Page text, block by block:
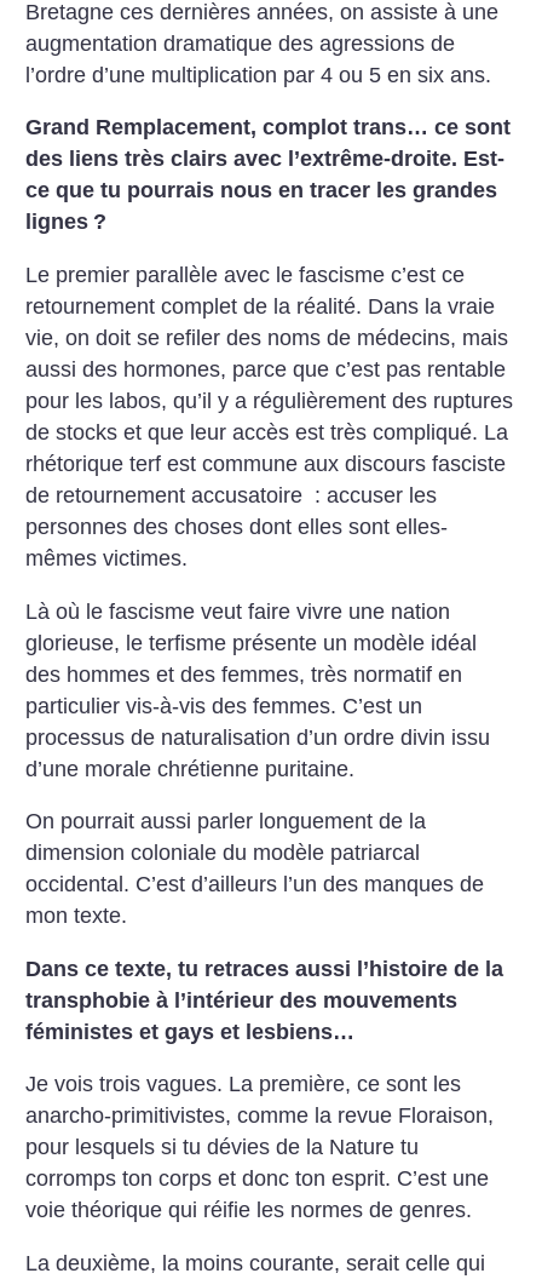
Bretagne ces dernières années, on assiste à une
augmentation dramatique des agressions de
l’ordre d’une multiplication par 4 ou 5 en six ans.
Grand Remplacement, complot trans… ce sont
des liens très clairs avec l’extrême-droite. Est-
ce que tu pourrais nous en tracer les grandes
lignes ?
Le premier parallèle avec le fascisme c’est ce
retournement complet de la réalité. Dans la vraie
vie, on doit se refiler des noms de médecins, mais
aussi des hormones, parce que c’est pas rentable
pour les labos, qu’il y a régulièrement des ruptures
de stocks et que leur accès est très compliqué. La
rhétorique terf est commune aux discours fasciste
de retournement accusatoire : accuser les
personnes des choses dont elles sont elles-
mêmes victimes.
Là où le fascisme veut faire vivre une nation
glorieuse, le terfisme présente un modèle idéal
des hommes et des femmes, très normatif en
particulier vis-à-vis des femmes. C’est un
processus de naturalisation d’un ordre divin issu
d’une morale chrétienne puritaine.
On pourrait aussi parler longuement de la
dimension coloniale du modèle patriarcal
occidental. C’est d’ailleurs l’un des manques de
mon texte.
Dans ce texte, tu retraces aussi l’histoire de la
transphobie à l’intérieur des mouvements
féministes et gays et lesbiens…
Je vois trois vagues. La première, ce sont les
anarcho-primitivistes, comme la revue Floraison,
pour lesquels si tu dévies de la Nature tu
corromps ton corps et donc ton esprit. C’est une
voie théorique qui réifie les normes de genres.
La deuxième, la moins courante, serait celle qui